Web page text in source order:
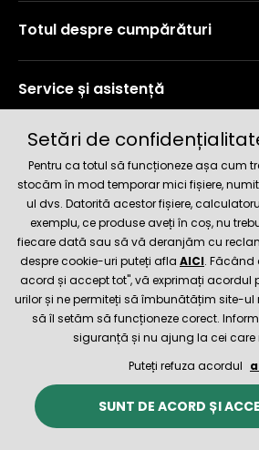
Totul despre cumpărături
Service și asistență
Informații curente
Metode de livrare și plată
Magazin de încredere
© 2026 Hecht.cz Termeni
Magazinul online a fost creat și este
SIMPLIA.cz
Setări de
Pentru ca totul să funcționeze așa cum
stocăm în mod temporar mici fișiere,
ul dvs. Datorită acestor fișiere,
exemplu, ce produse aveți în coș, nu
fiecare dată sau să vă deranjăm cu
despre cookie-uri puteți afla AICI. Făcând
acord și accept tot", vă exprimați acordul
urilor și ne permiteți să îmbunătățim site-ul
să îl setăm să funcționeze corect.
siguranță și nu ajung la cei care
Puteți refuza acordul
SUNT DE ACORD ȘI